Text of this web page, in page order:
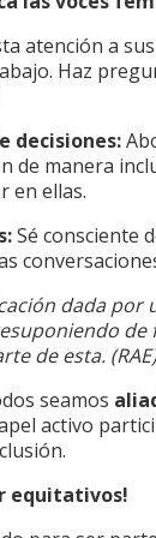
atención a
Haz
decisiones:
de manera
en ellas.
Sé consciente
dada
de esta.
seamos
activo
equitativos!